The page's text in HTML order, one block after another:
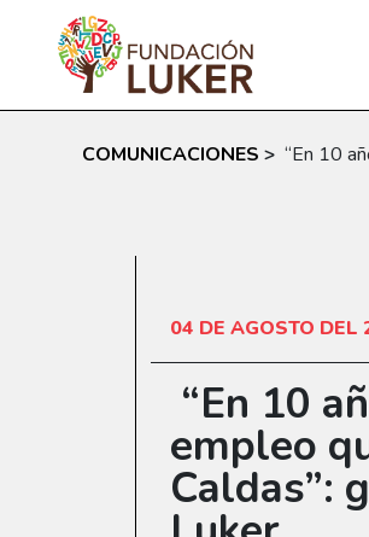
Skip to main content
COMUNICACIONES > “En 10
04 DE AGOSTO DEL
“En 10
empleo
Caldas”: